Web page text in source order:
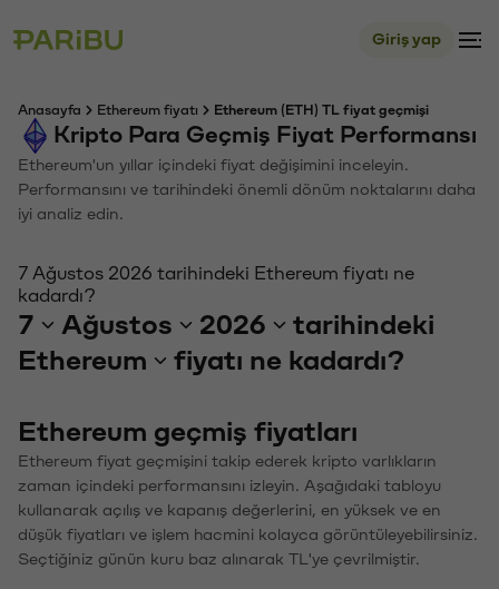
Giriş yap
Anasayfa Ethereum fiyatı Ethereum (ETH) TL fiyat geçmişi
Kripto Para Geçmiş Fiyat Performansı
Ethereum'un yıllar içindeki fiyat değişimini inceleyin.
Performansını ve tarihindeki önemli dönüm noktalarını daha
iyi analiz edin.
7 Ağustos 2026 tarihindeki Ethereum fiyatı ne
kadardı?
7 Ağustos 2026
tarihindeki
Ethereum
fiyatı ne kadardı?
Ethereum geçmiş fiyatları
Ethereum fiyat geçmişini takip ederek kripto varlıkların
zaman içindeki performansını izleyin. Aşağıdaki tabloyu
kullanarak açılış ve kapanış değerlerini, en yüksek ve en
düşük fiyatları ve işlem hacmini kolayca görüntüleyebilirsiniz.
Seçtiğiniz günün kuru baz alınarak TL'ye çevrilmiştir.